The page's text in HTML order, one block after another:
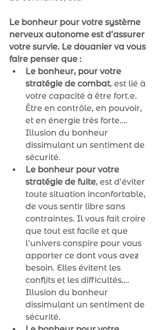
Le bonheur pour votre système
nerveux autonome est d’assurer
votre survie. Le douanier va vous
faire penser que :
Le bonheur, pour votre
stratégie de combat, est lié à
votre capacité à être fort.e.
Être en contrôle, en pouvoir,
et en énergie très forte….
Illusion du bonheur
dissimulant un sentiment de
sécurité.
Le bonheur pour votre
stratégie de fuite, est d’éviter
toute situation inconfortable,
de vous sentir libre sans
contraintes. Il vous fait croire
que tout est facile et que
l’univers conspire pour vous
apporter ce dont vous avez
besoin. Elles évitent les
conflits et les difficultés….
Illusion du bonheur
dissimulant un sentiment de
sécurité.